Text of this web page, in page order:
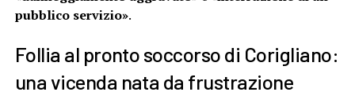
pubblico servizio».
Follia al pronto soccorso di Corigliano:
una vicenda nata da frustrazione